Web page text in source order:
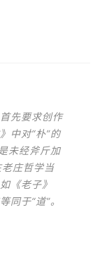
先要求创作
中对“朴”的
未经斧斤加
庄哲学当
《老子》
同于“道”。